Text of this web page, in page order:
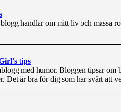
handlar om mitt liv och massa
tips
med humor. Bloggen tipsar om
Det är bra för dig som har svårt att